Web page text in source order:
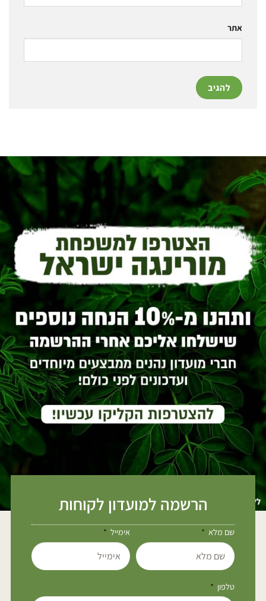
אתר
הרשמה למועדון לקוחות
שם מלא אימייל
טלפון